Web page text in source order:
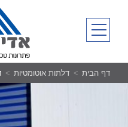
content
primary menu
דף הבית דלתות אוטומטיות